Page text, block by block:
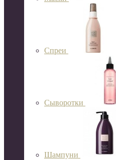
Спреи
Сыворотки
Шампуни